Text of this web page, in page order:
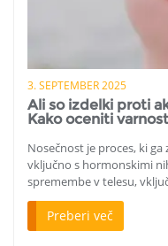
3. SEPTEMBER 2025
Ali so izdelki proti
Kako oceniti
Nosečnost je proces, ki
vključno s hormonskimi
spremembe v telesu,
Preberi več